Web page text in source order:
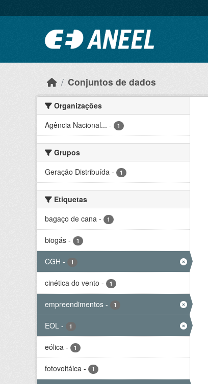
Conjuntos de dados
Organizações
Agência Nacional... - 1
Grupos
Geração Distribuída - 1
Etiquetas
bagaço de cana - 1
biogás - 1
CGH - 1
cinética do vento - 1
empreendimentos - 1
EOL - 1
eólica - 1
fotovoltáica - 1